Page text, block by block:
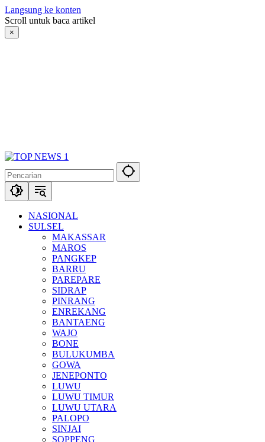
Langsung ke konten
Scroll untuk baca artikel
×
NASIONAL
SULSEL
MAKASSAR
MAROS
PANGKEP
BARRU
PAREPARE
SIDRAP
PINRANG
ENREKANG
BANTAENG
WAJO
BONE
BULUKUMBA
GOWA
JENEPONTO
LUWU
LUWU TIMUR
LUWU UTARA
PALOPO
SINJAI
SOPPENG